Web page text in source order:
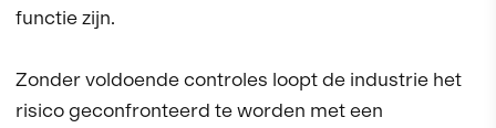
functie zijn.
Zonder voldoende controles loopt de industrie het
risico geconfronteerd te worden met een